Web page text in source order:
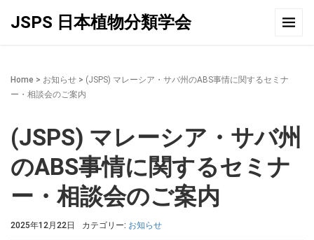
JSPS 日本植物分類学会
Home > お知らせ > (JSPS) マレーシア・サバ州のABS事情に関するセミナ
ー・相談会のご案内
(JSPS) マレーシア・サバ州
のABS事情に関するセミナ
ー・相談会のご案内
2025年12月22日 カテゴリー: お知らせ